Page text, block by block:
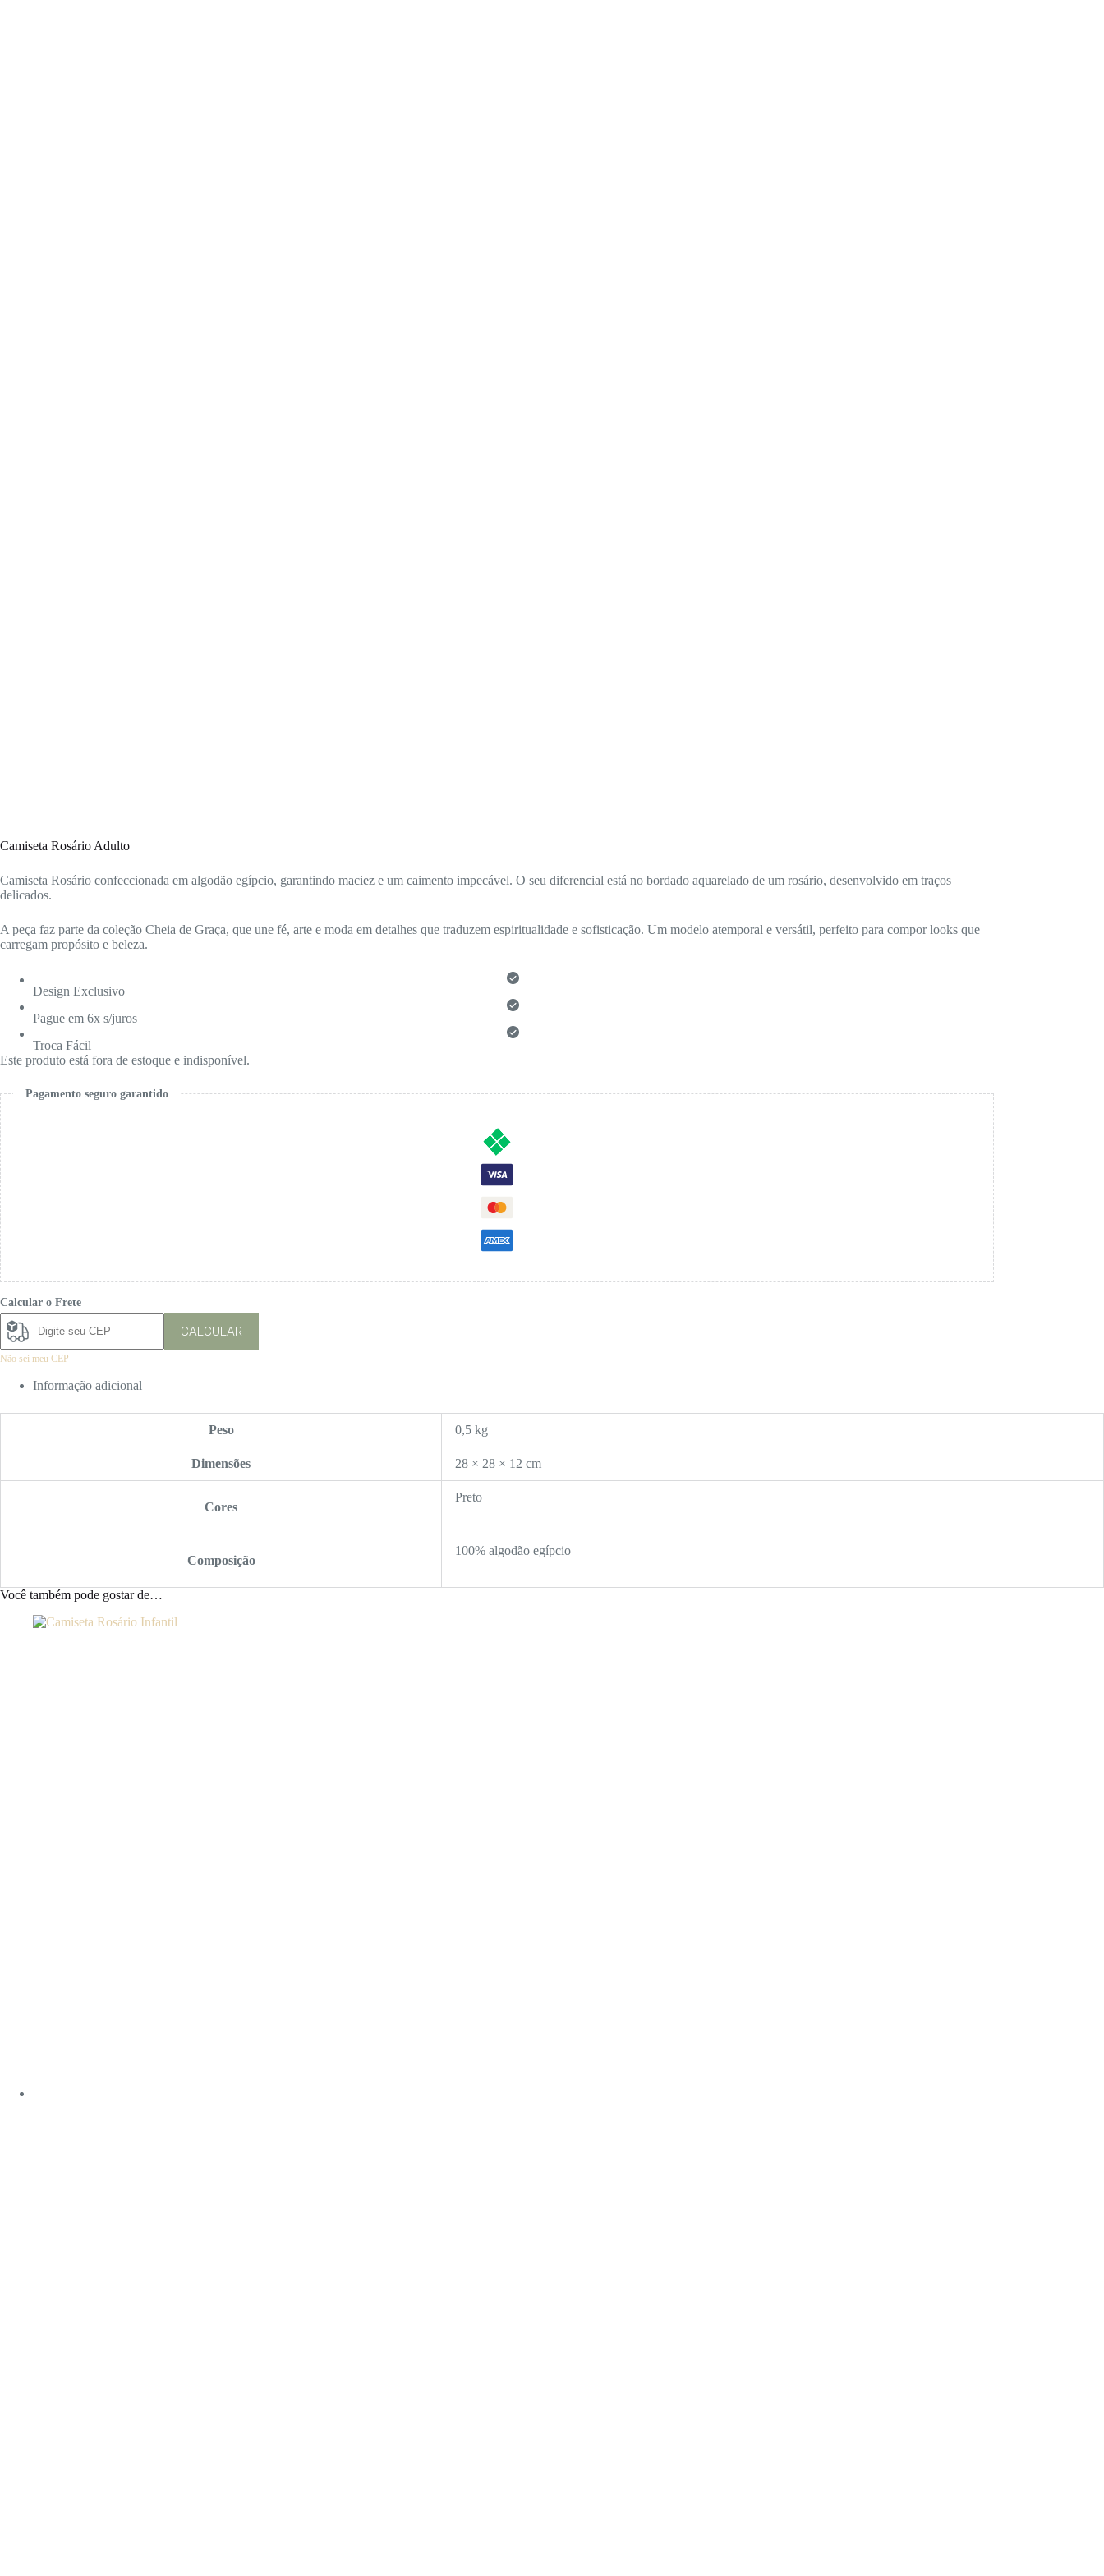
Camiseta Rosário Adulto
Camiseta Rosário confeccionada em algodão egípcio, garantindo maciez e um caimento impecável. O seu diferencial está no bordado aquarelado de um rosário, desenvolvido em traços
delicados.
A peça faz parte da coleção Cheia de Graça, que une fé, arte e moda em detalhes que traduzem espiritualidade e sofisticação. Um modelo atemporal e versátil, perfeito para compor looks que
carregam propósito e beleza.
Design Exclusivo
Pague em 6x s/juros
Troca Fácil
Este produto está fora de estoque e indisponível.
Pagamento seguro garantido
Calcular o Frete
CALCULAR
Não sei meu CEP
Informação adicional
Peso 0,5 kg
Dimensões 28 × 28 × 12 cm
Cores
Preto
Composição
100% algodão egípcio
Você também pode gostar de…